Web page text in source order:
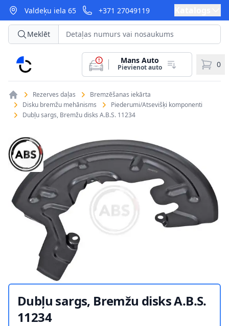
Valdeķu iela 65 +371 27049119
CarParts
Meklēt
Mans Auto
Pievienot auto 0
Rezerves daļas
Bremzēšanas iekārta
Disku bremžu mehānisms
Piederumi/Atsevišķi komponenti
Dubļu sargs, Bremžu disks A.B.S. 11234
Dubļu sargs, Bremžu disks A.B.S.
11234